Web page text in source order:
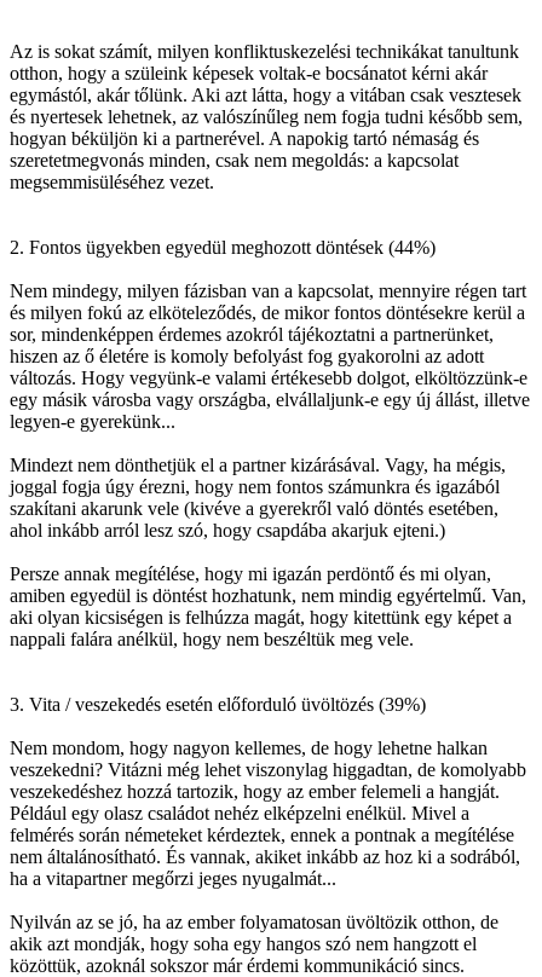
Az is sokat számít, milyen konfliktuskezelési technikákat tanultunk
otthon, hogy a szüleink képesek voltak-e bocsánatot kérni akár
egymástól, akár tőlünk. Aki azt látta, hogy a vitában csak vesztesek
és nyertesek lehetnek, az valószínűleg nem fogja tudni később sem,
hogyan béküljön ki a partnerével. A napokig tartó némaság és
szeretetmegvonás minden, csak nem megoldás: a kapcsolat
megsemmisüléséhez vezet.
2. Fontos ügyekben egyedül meghozott döntések (44%)
Nem mindegy, milyen fázisban van a kapcsolat, mennyire régen tart
és milyen fokú az elköteleződés, de mikor fontos döntésekre kerül a
sor, mindenképpen érdemes azokról tájékoztatni a partnerünket,
hiszen az ő életére is komoly befolyást fog gyakorolni az adott
változás. Hogy vegyünk-e valami értékesebb dolgot, elköltözzünk-e
egy másik városba vagy országba, elvállaljunk-e egy új állást, illetve
legyen-e gyerekünk...
Mindezt nem dönthetjük el a partner kizárásával. Vagy, ha mégis,
joggal fogja úgy érezni, hogy nem fontos számunkra és igazából
szakítani akarunk vele (kivéve a gyerekről való döntés esetében,
ahol inkább arról lesz szó, hogy csapdába akarjuk ejteni.)
Persze annak megítélése, hogy mi igazán perdöntő és mi olyan,
amiben egyedül is döntést hozhatunk, nem mindig egyértelmű. Van,
aki olyan kicsiségen is felhúzza magát, hogy kitettünk egy képet a
nappali falára anélkül, hogy nem beszéltük meg vele.
3. Vita / veszekedés esetén előforduló üvöltözés (39%)
Nem mondom, hogy nagyon kellemes, de hogy lehetne halkan
veszekedni? Vitázni még lehet viszonylag higgadtan, de komolyabb
veszekedéshez hozzá tartozik, hogy az ember felemeli a hangját.
Például egy olasz családot nehéz elképzelni enélkül. Mivel a
felmérés során németeket kérdeztek, ennek a pontnak a megítélése
nem általánosítható. És vannak, akiket inkább az hoz ki a sodrából,
ha a vitapartner megőrzi jeges nyugalmát...
Nyilván az se jó, ha az ember folyamatosan üvöltözik otthon, de
akik azt mondják, hogy soha egy hangos szó nem hangzott el
közöttük, azoknál sokszor már érdemi kommunikáció sincs.